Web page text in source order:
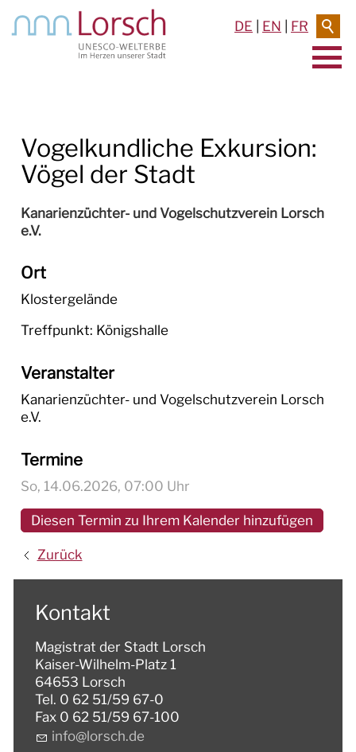
DE EN FR
RATHAUS & SERVICE
BAUEN & UMWELT
LEBEN IN LORSCH
TOURISMUS
Vogelkundliche Exkursion:
Vögel der Stadt
Kanarienzüchter- und Vogelschutzverein Lorsch
e.V.
Ort
Klostergelände
Treffpunkt: Königshalle
Veranstalter
Kanarienzüchter- und Vogelschutzverein Lorsch
e.V.
Termine
So, 14.06.2026, 07:00 Uhr
Diesen Termin zu Ihrem Kalender hinzufügen
Zurück
Kontakt
Magistrat der Stadt Lorsch
Kaiser-Wilhelm-Platz 1
64653 Lorsch
Tel. 0 62 51/59 67-0
Fax 0 62 51/59 67-100
nf
l rsch d